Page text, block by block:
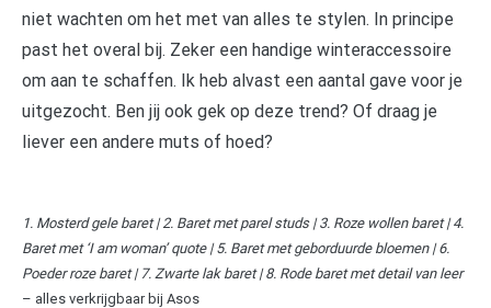
niet wachten om het met van alles te stylen. In principe
past het overal bij. Zeker een handige winteraccessoire
om aan te schaffen. Ik heb alvast een aantal gave voor je
uitgezocht. Ben jij ook gek op deze trend? Of draag je
liever een andere muts of hoed?
1. Mosterd gele baret | 2. Baret met parel studs | 3. Roze wollen baret | 4.
Baret met ‘I am woman’ quote | 5. Baret met geborduurde bloemen | 6.
Poeder roze baret | 7. Zwarte lak baret | 8. Rode baret met detail van leer
– alles verkrijgbaar bij Asos